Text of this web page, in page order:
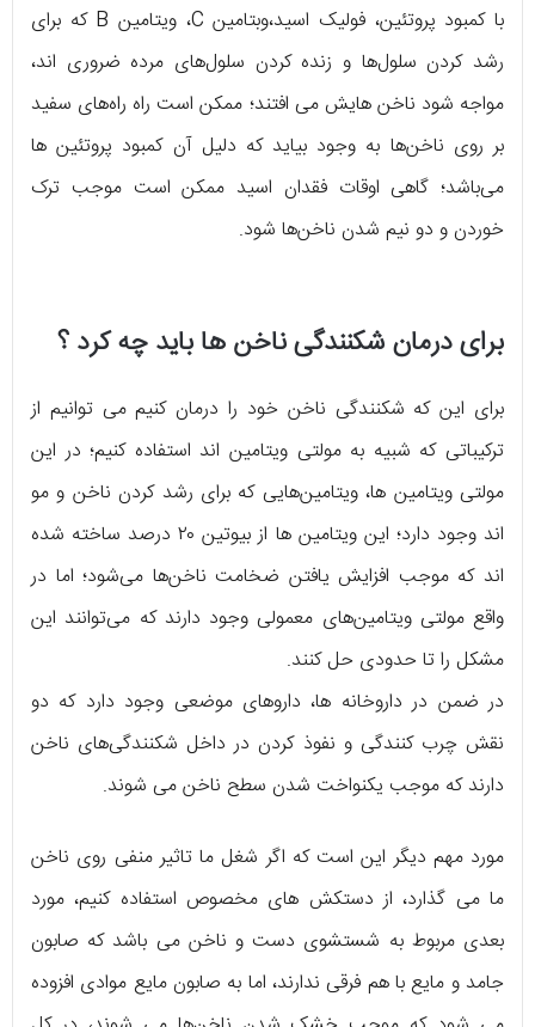
با کمبود پروتئین، فولیک اسید،وبتامین C، ویتامین B که برای
رشد کردن سلول‌ها و زنده کردن سلول‌های مرده ضروری اند،
مواجه شود ناخن هایش می افتند؛ ممکن است راه راه‌های سفید
بر روی ناخن‌ها به وجود بیاید که دلیل آن کمبود پروتئین ها
می‌باشد؛ گاهی اوقات فقدان اسید ممکن است موجب ترک
خوردن و دو نیم شدن ناخن‌ها شود.
برای درمان شکنندگی ناخن ها باید چه کرد ؟
برای این که شکنندگی ناخن خود را درمان کنیم می توانیم از
ترکیباتی که شبیه به مولتی ویتامین اند استفاده کنیم؛ در این
مولتی ویتامین ها، ویتامین‌هایی که برای رشد کردن ناخن و مو
اند وجود دارد؛ این ویتامین ها از بیوتین ۲۰ درصد ساخته شده
اند که موجب افزایش یافتن ضخامت ناخن‌ها می‌شود؛ اما در
واقع مولتی ویتامین‌های معمولی وجود دارند که می‌توانند این
مشکل را تا حدودی حل کنند.
در ضمن در داروخانه ها، دارو‌های موضعی وجود دارد که دو
نقش چرب کنندگی و نفوذ کردن در داخل شکنندگی‌های ناخن
دارند که موجب یکنواخت شدن سطح ناخن می شوند.
مورد مهم دیگر این است که اگر شغل ما تاثیر منفی روی ناخن
ما می گذارد، از دستکش های مخصوص استفاده کنیم، مورد
بعدی مربوط به شستشوی دست و ناخن می باشد که صابون
جامد و مایع با هم فرقی ندارند، اما به صابون مایع موادی افزوده